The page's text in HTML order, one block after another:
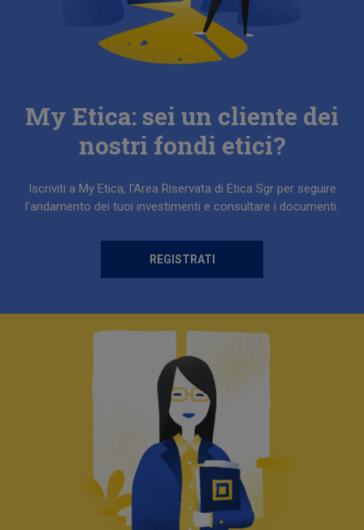
My Etica: sei un cliente dei
nostri fondi etici?
Iscriviti a My Etica, l'Area Riservata di Etica Sgr per seguire
l’andamento dei tuoi investimenti e consultare i documenti.
REGISTRATI